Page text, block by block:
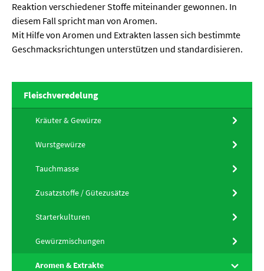
Reaktion verschiedener Stoffe miteinander gewonnen. In
diesem Fall spricht man von Aromen.
Mit Hilfe von Aromen und Extrakten lassen sich bestimmte
Geschmacksrichtungen unterstützen und standardisieren.
Fleischveredelung
Kräuter & Gewürze
Wurstgewürze
Tauchmasse
Zusatzstoffe / Gütezusätze
Starterkulturen
Gewürzmischungen
Aromen & Extrakte